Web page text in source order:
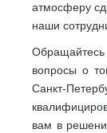
атмосферу
наши
вопросы о
Санкт-
вам в